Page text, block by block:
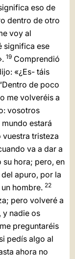
eso de
dentro de otro
voy al
significa ese
19Comprendió
«¿Es- táis
de poco
me volveréis a
vosotros
estará
tristeza
va a dar a
su hora; pero, en
apuro, por la
hombre. 22
pero volveré a
y nadie os
preguntaréis
pedís algo al
ahora no